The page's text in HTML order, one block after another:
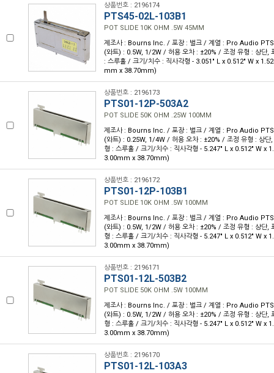
상품번호 : 2196174
PTS45-02L-103B1
POT SLIDE 10K OHM .5W 45MM
제조사 : Bourns Inc. / 포장 : 벌크 / 계열 : Pro Audio
(와트) : 0.5W, 1/2W / 허용 오차 : ±20% / 조정 유형 : 상단,
: 스루홀 / 크기/치수 : 직사각형 - 3.051" L x 0.512" W x
mm x 38.70mm)
상품번호 : 2196173
PTS01-12P-503A2
POT SLIDE 50K OHM .25W 100MM
제조사 : Bourns Inc. / 포장 : 벌크 / 계열 : Pro Audio
(와트) : 0.25W, 1/4W / 허용 오차 : ±20% / 조정 유형 : 상
형 : 스루홀 / 크기/치수 : 직사각형 - 5.247" L x 0.512" W x
3.00mm x 38.70mm)
상품번호 : 2196172
PTS01-12P-103B1
POT SLIDE 10K OHM .5W 100MM
제조사 : Bourns Inc. / 포장 : 벌크 / 계열 : Pro Audio
(와트) : 0.5W, 1/2W / 허용 오차 : ±20% / 조정 유형 : 상단,
형 : 스루홀 / 크기/치수 : 직사각형 - 5.247" L x 0.512" W x
3.00mm x 38.70mm)
상품번호 : 2196171
PTS01-12L-503B2
POT SLIDE 50K OHM .5W 100MM
제조사 : Bourns Inc. / 포장 : 벌크 / 계열 : Pro Audio
(와트) : 0.5W, 1/2W / 허용 오차 : ±20% / 조정 유형 : 상단,
형 : 스루홀 / 크기/치수 : 직사각형 - 5.247" L x 0.512" W x
3.00mm x 38.70mm)
상품번호 : 2196170
PTS01-12L-103A3